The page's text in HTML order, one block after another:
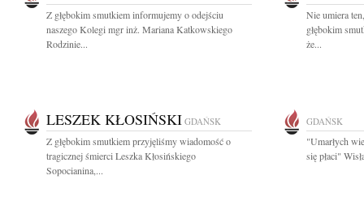
Z głębokim smutkiem informujemy o odejściu
naszego Kolegi mgr inż. Mariana Katkowskiego
Rodzinie...
Nie umiera
głębokim
że...
LESZEK KŁOSIŃSKI GDAŃSK
Z głębokim smutkiem przyjęliśmy wiadomość o
tragicznej śmierci Leszka Kłosińskiego
Sopocianina,...
GDAŃSK
"Umarłych
się płaci"